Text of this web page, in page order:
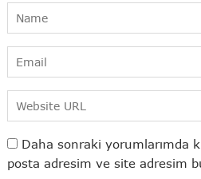
Daha sonraki yorumlarımda
posta adresim ve site adresim